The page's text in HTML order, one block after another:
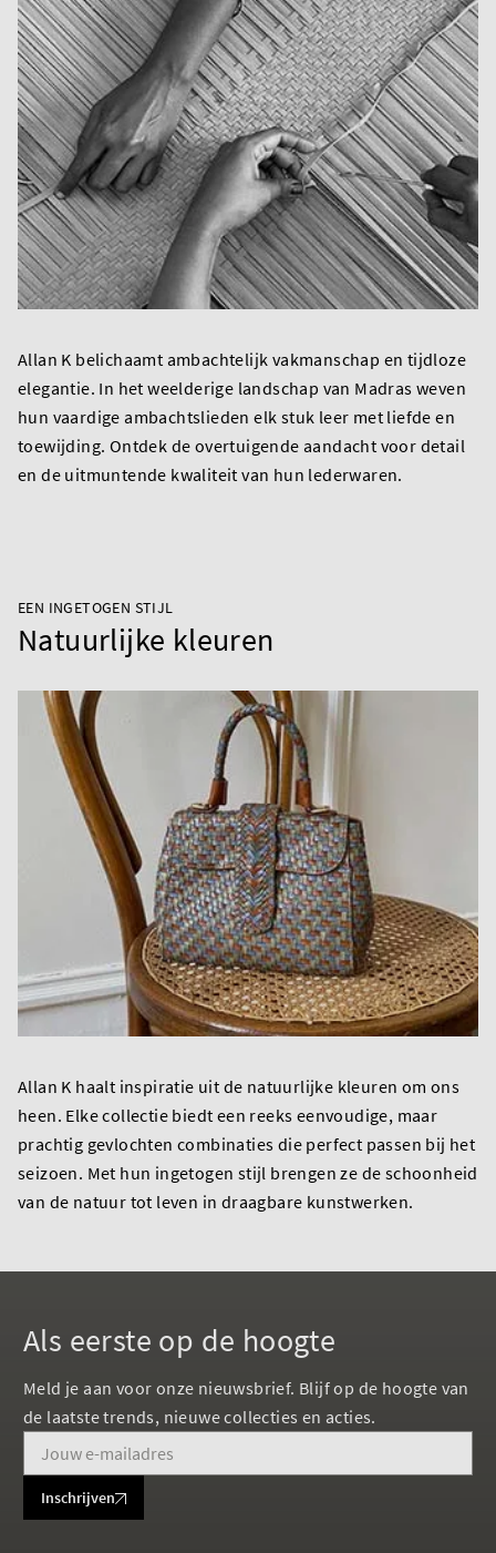
Allan K belichaamt ambachtelijk vakmanschap en tijdloze
elegantie. In het weelderige landschap van Madras weven
hun vaardige ambachtslieden elk stuk leer met liefde en
toewijding. Ontdek de overtuigende aandacht voor detail
en de uitmuntende kwaliteit van hun lederwaren.
EEN INGETOGEN STIJL
Natuurlijke kleuren
Allan K haalt inspiratie uit de natuurlijke kleuren om ons
heen. Elke collectie biedt een reeks eenvoudige, maar
prachtig gevlochten combinaties die perfect passen bij het
seizoen. Met hun ingetogen stijl brengen ze de schoonheid
van de natuur tot leven in draagbare kunstwerken.
Als eerste op de hoogte
Meld je aan voor onze nieuwsbrief. Blijf op de hoogte van
de laatste trends, nieuwe collecties en acties.
Inschrijven